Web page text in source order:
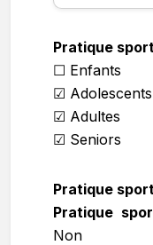
Pratique
☐ Enfants
☑ Adolescents
☑ Adultes
☑ Seniors
Pratique
Pratique
Non